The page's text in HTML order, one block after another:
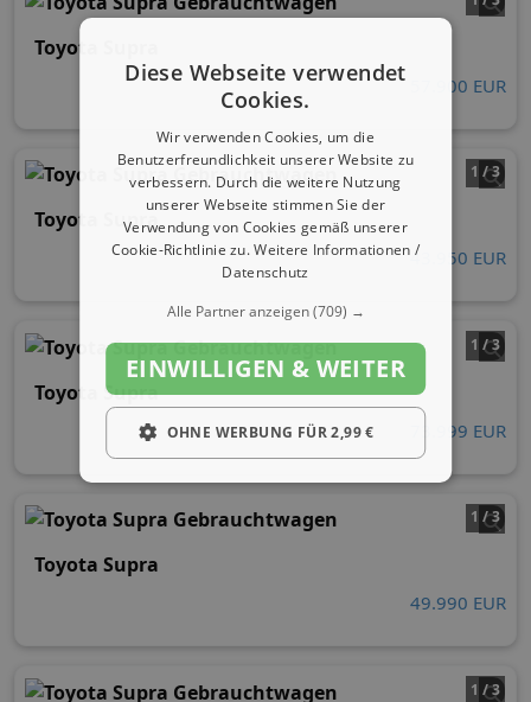
Toyota Supra
57.900 EUR
1 / 3
Toyota Supra
43.950 EUR
1 / 3
Toyota Supra
73.999 EUR
1 / 3
Toyota Supra
49.990 EUR
1 / 3
Diese Webseite verwendet
Cookies.
Wir verwenden Cookies, um die
Benutzerfreundlichkeit unserer Website zu
verbessern. Durch die weitere Nutzung
unserer Webseite stimmen Sie der
Verwendung von Cookies gemäß unserer
Cookie-Richtlinie zu.Weitere Informationen /
Datenschutz
Alle Partner anzeigen(709) →
EINWILLIGEN & WEITER
OHNE WERBUNG FÜR 2,99 €